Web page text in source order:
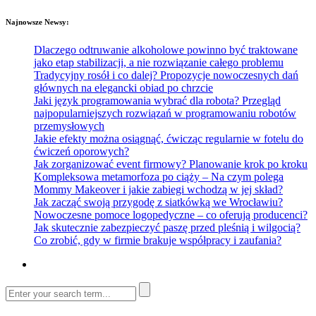
Najnowsze Newsy:
Dlaczego odtruwanie alkoholowe powinno być traktowane
jako etap stabilizacji, a nie rozwiązanie całego problemu
Tradycyjny rosół i co dalej? Propozycje nowoczesnych dań
głównych na elegancki obiad po chrzcie
Jaki język programowania wybrać dla robota? Przegląd
najpopularniejszych rozwiązań w programowaniu robotów
przemysłowych
Jakie efekty można osiągnąć, ćwicząc regularnie w fotelu do
ćwiczeń oporowych?
Jak zorganizować event firmowy? Planowanie krok po kroku
Kompleksowa metamorfoza po ciąży – Na czym polega
Mommy Makeover i jakie zabiegi wchodzą w jej skład?
Jak zacząć swoją przygodę z siatkówką we Wrocławiu?
Nowoczesne pomoce logopedyczne – co oferują producenci?
Jak skutecznie zabezpieczyć paszę przed pleśnią i wilgocią?
Co zrobić, gdy w firmie brakuje współpracy i zaufania?